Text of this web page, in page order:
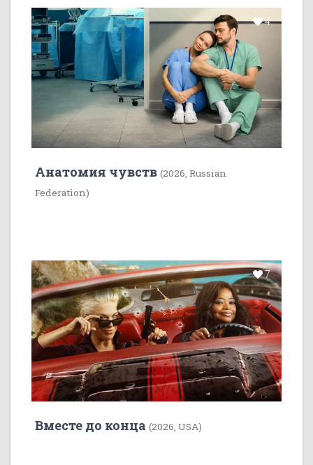
4
Анатомия чувств (2026, Russian
Federation)
7
Вместе до конца (2026, USA)